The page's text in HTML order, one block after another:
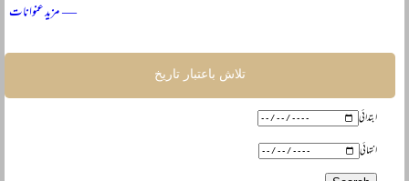
— مزید عنوانات
تلاش باعتبار تاریخ
ابتدائی
انتہائی